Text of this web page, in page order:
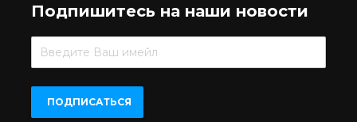
Подпишитесь на наши новости